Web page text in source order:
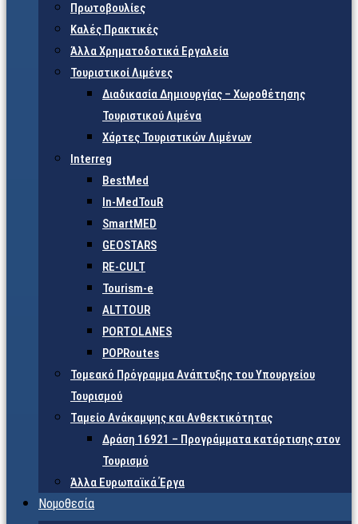
Πρωτοβουλίες
Καλές Πρακτικές
Άλλα Χρηματοδοτικά Εργαλεία
Τουριστικοί Λιμένες
Διαδικασία Δημιουργίας – Χωροθέτησης
Τουριστικού Λιμένα
Χάρτες Τουριστικών Λιμένων
Interreg
BestMed
In-MedTouR
SmartMED
GEOSTARS
RE-CULT
Tourism-e
ALTTOUR
PORTOLANES
POPRoutes
Τομεακό Πρόγραμμα Ανάπτυξης του Υπουργείου
Τουρισμού
Ταμείο Ανάκαμψης και Ανθεκτικότητας
Δράση 16921 – Προγράμματα κατάρτισης στον
Τουρισμό
Άλλα Ευρωπαϊκά Έργα
Νομοθεσία